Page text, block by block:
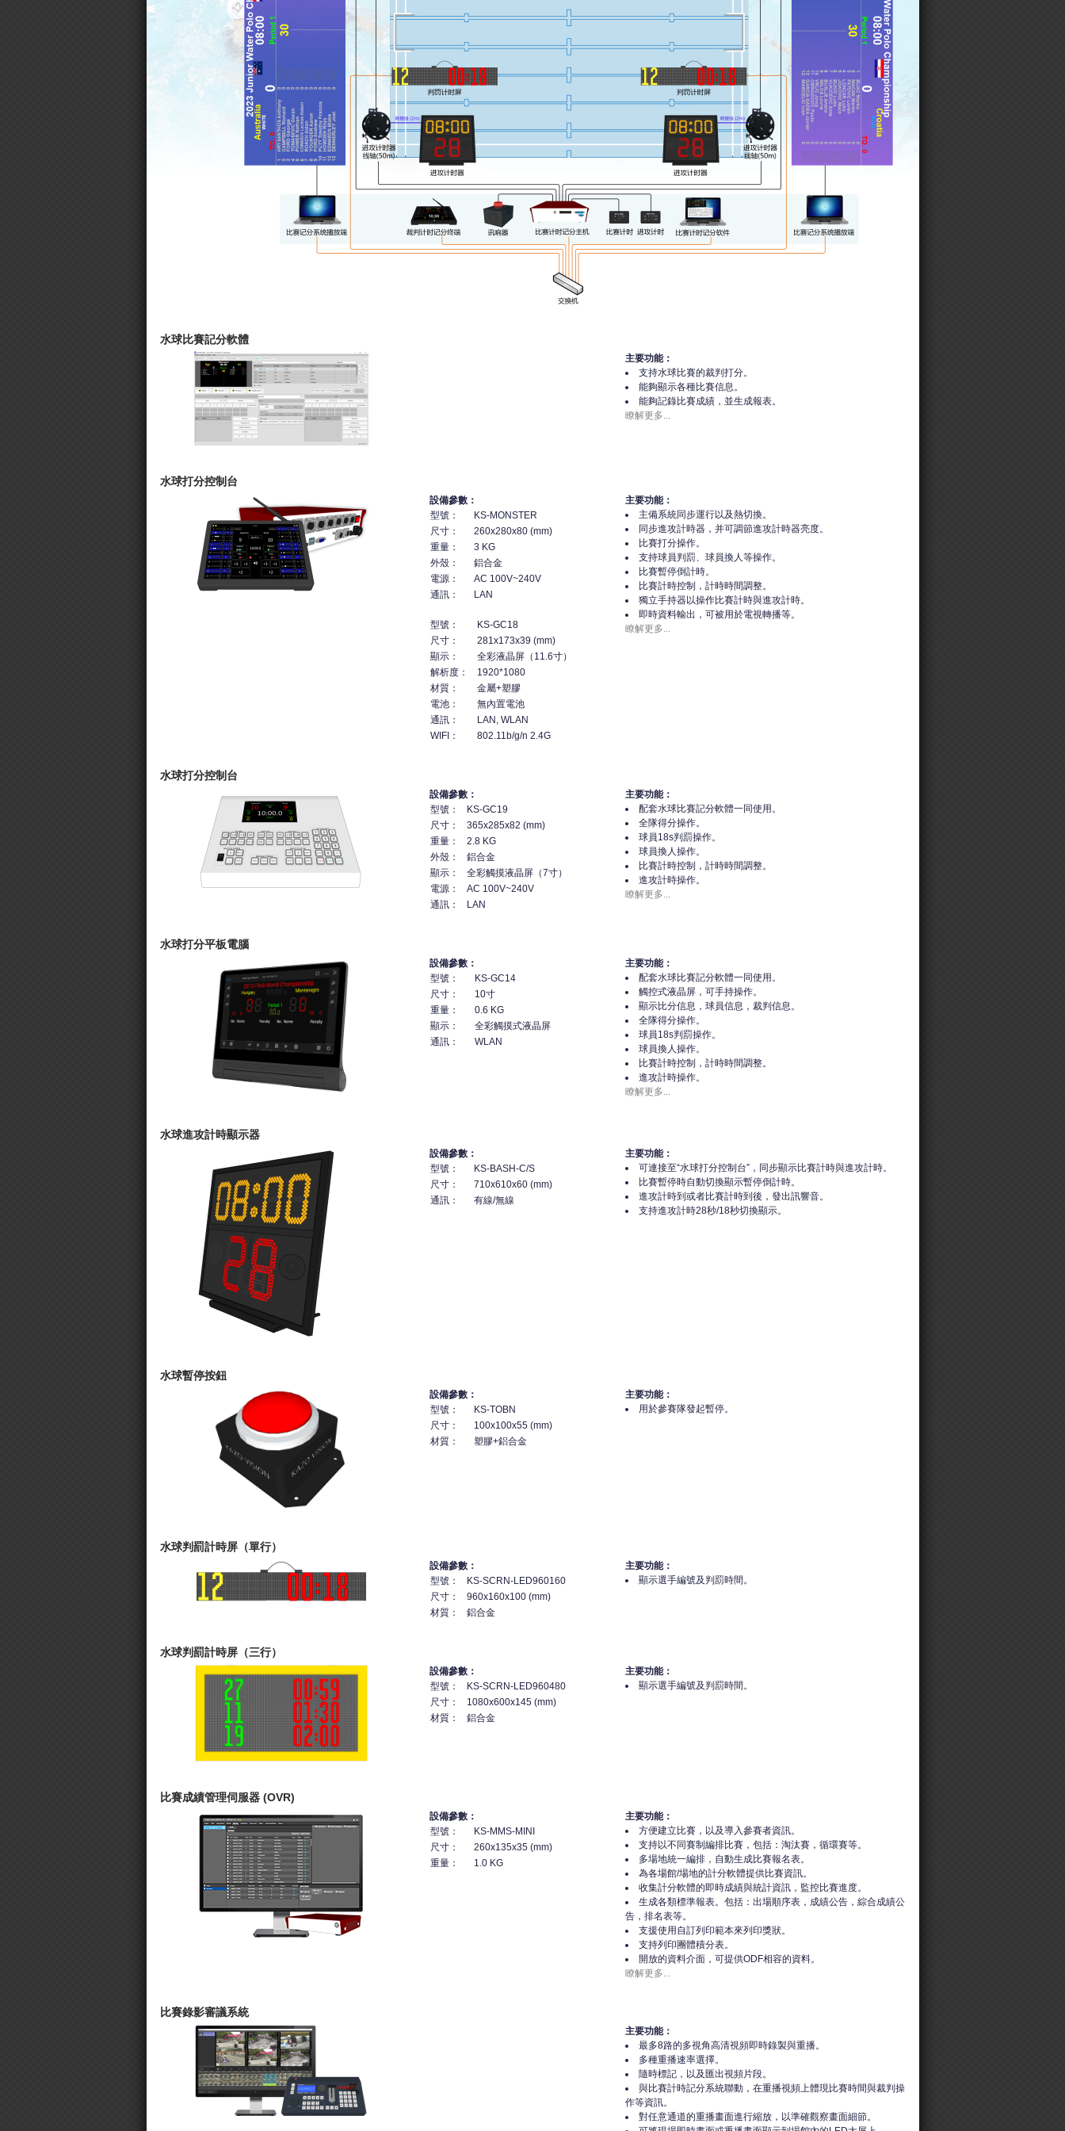
水球比賽記分軟體
主要功能：
支持水球比賽的裁判打分。
能夠顯示各種比賽信息。
能夠記錄比賽成績，並生成報表。
瞭解更多...
水球打分控制台
設備參數：
型號：
KS-MONSTER
尺寸：
260x280x80 (mm)
重量：
3 KG
外殼：
鋁合金
電源：
AC 100V~240V
通訊：
LAN
型號：
KS-GC18
尺寸：
281x173x39 (mm)
顯示：
全彩液晶屏（11.6寸）
解析度：
1920*1080
材質：
金屬+塑膠
電池：
無內置電池
通訊：
LAN, WLAN
WIFI：
802.11b/g/n 2.4G
主要功能：
主備系統同步運行以及熱切換。
同步進攻計時器，并可調節進攻計時器亮度。
比賽打分操作。
支持球員判罰、球員換人等操作。
比賽暫停倒計時。
比賽計時控制，計時時間調整。
獨立手持器以操作比賽計時與進攻計時。
即時資料輸出，可被用於電視轉播等。
瞭解更多...
水球打分控制台
設備參數：
型號：
KS-GC19
尺寸：
365x285x82 (mm)
重量：
2.8 KG
外殼：
鋁合金
顯示：
全彩觸摸液晶屏（7寸）
電源：
AC 100V~240V
通訊：
LAN
主要功能：
配套水球比賽記分軟體一同使用。
全隊得分操作。
球員18s判罰操作。
球員換人操作。
比賽計時控制，計時時間調整。
進攻計時操作。
瞭解更多...
水球打分平板電腦
設備參數：
型號：
KS-GC14
尺寸：
10寸
重量：
0.6 KG
顯示：
全彩觸摸式液晶屏
通訊：
WLAN
主要功能：
配套水球比賽記分軟體一同使用。
觸控式液晶屏，可手持操作。
顯示比分信息，球員信息，裁判信息。
全隊得分操作。
球員18s判罰操作。
球員換人操作。
比賽計時控制，計時時間調整。
進攻計時操作。
瞭解更多...
水球進攻計時顯示器
設備參數：
型號：
KS-BASH-C/S
尺寸：
710x610x60 (mm)
通訊：
有線/無線
主要功能：
可連接至“水球打分控制台”，同步顯示比賽計時與進攻計時。
比賽暫停時自動切換顯示暫停倒計時。
進攻計時到或者比賽計時到後，發出訊響音。
支持進攻計時28秒/18秒切換顯示。
水球暫停按鈕
設備參數：
型號：
KS-TOBN
尺寸：
100x100x55 (mm)
材質：
塑膠+鋁合金
主要功能：
用於參賽隊發起暫停。
水球判罰計時屏（單行）
設備參數：
型號：
KS-SCRN-LED960160
尺寸：
960x160x100 (mm)
材質：
鋁合金
主要功能：
顯示選手編號及判罰時間。
水球判罰計時屏（三行）
設備參數：
型號：
KS-SCRN-LED960480
尺寸：
1080x600x145 (mm)
材質：
鋁合金
主要功能：
顯示選手編號及判罰時間。
比賽成績管理伺服器 (OVR)
設備參數：
型號：
KS-MMS-MINI
尺寸：
260x135x35 (mm)
重量：
1.0 KG
主要功能：
方便建立比賽，以及導入參賽者資訊。
支持以不同賽制編排比賽，包括：淘汰賽，循環賽等。
多場地統一編排，自動生成比賽報名表。
為各場館/場地的計分軟體提供比賽資訊。
收集計分軟體的即時成績與統計資訊，監控比賽進度。
生成各類標準報表。包括：出場順序表，成績公告，綜合成績公
告，排名表等。
支援使用自訂列印範本來列印獎狀。
支持列印團體積分表。
開放的資料介面，可提供ODF相容的資料。
瞭解更多...
比賽錄影審議系統
主要功能：
最多8路的多視角高清視頻即時錄製與重播。
多種重播速率選擇。
隨時標記，以及匯出視頻片段。
與比賽計時記分系統聯動，在重播視頻上體現比賽時間與裁判操
作等資訊。
對任意通道的重播畫面進行縮放，以準確觀察畫面細節。